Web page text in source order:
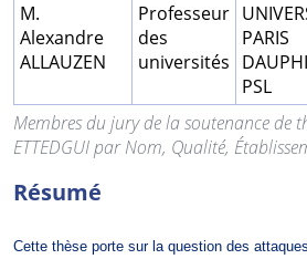
Membres du jury de la soutenance de
ETTEDGUI par Nom, Qualité,
M.
Alexandre
ALLAUZEN
Professeur
des
universités
PARIS
PSL
Résumé
Cette thèse porte sur la question des